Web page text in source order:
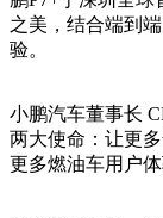
之美，结合端到
验。
小鹏汽车董事长
两大使命：让更
更多燃油车用户